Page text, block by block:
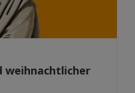
weihnachtlicher